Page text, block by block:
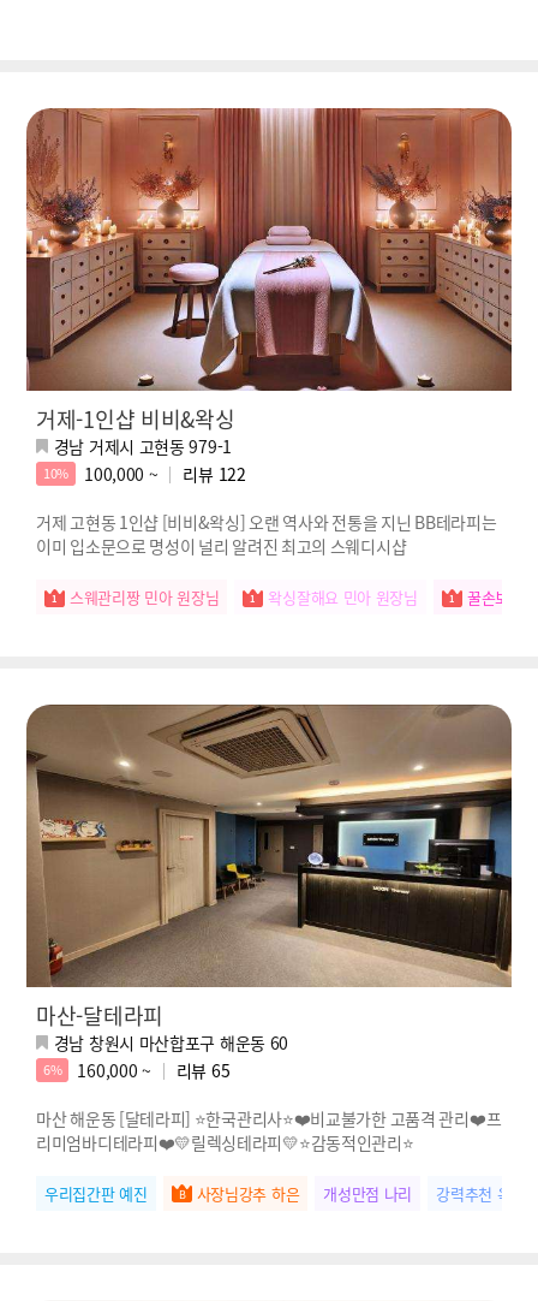
거제-1인샵 비비&왁싱
경남 거제시 고현동 979-1
10% 100,000 ~ 리뷰 122
거제 고현동 1인샵 [비비&왁싱] 오랜 역사와 전통을 지닌 BB테라피는
이미 입소문으로 명성이 널리 알려진 최고의 스웨디시샵
스웨관리짱 민아 원장님 왁싱잘해요 민아 원장님 꿀손보유
마산-달테라피
경남 창원시 마산합포구 해운동 60
6% 160,000 ~ 리뷰 65
마산 해운동 [달테라피] ⭐한국관리사⭐❤️비교불가한 고품격 관리❤️프
리미엄바디테라피❤️💛릴렉싱테라피💛⭐감동적인관리⭐
우리집간판 예진 사장님강추 하은 개성만점 나리 강력추천 옥순